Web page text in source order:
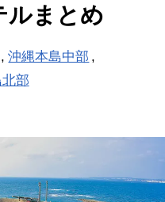
沖縄本島中部
部
ルまとめ